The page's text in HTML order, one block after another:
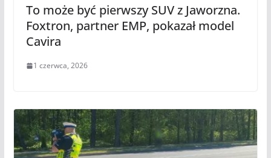
To może być pierwszy SUV z Jaworzna.
Foxtron, partner EMP, pokazał model
Cavira
1 czerwca, 2026